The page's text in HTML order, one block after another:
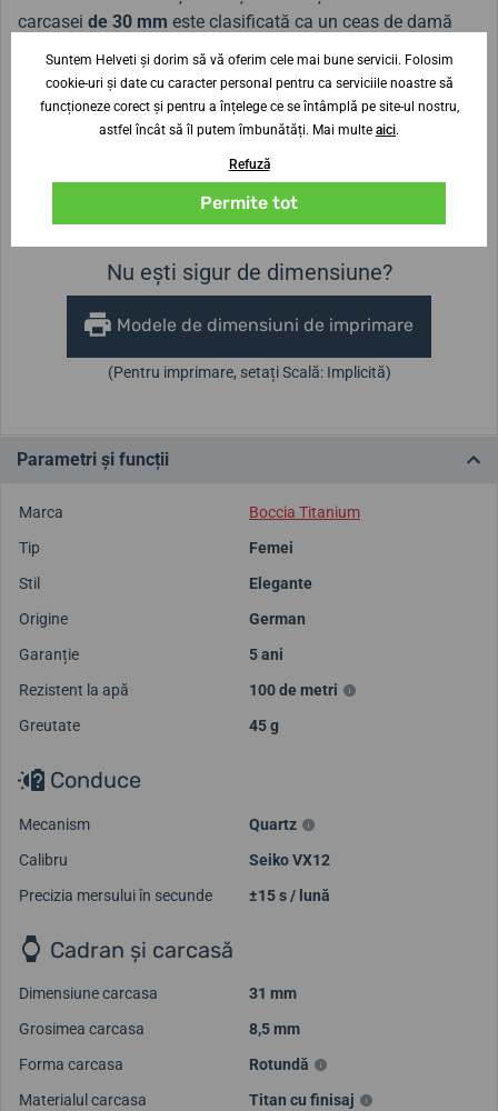
carcasei de 30 mm este clasificată ca un ceas de damă
Lățimea curelei
31 mm
Nu ești sigur de dimensiune?
Modele de dimensiuni de imprimare
(Pentru imprimare, setați Scală: Implicită)
Parametri și funcții
Marca
Boccia Titanium
Tip
Femei
Stil
Elegante
Origine
German
Garanție
5 ani
Rezistent la apă
100 de metri
Greutate
45 g
Conduce
Mecanism
Quartz
Calibru
Seiko VX12
Precizia mersului în secunde
±15 s / lună
Cadran și carcasă
Dimensiune carcasa
31 mm
Grosimea carcasa
8,5 mm
Forma carcasa
Rotundă
Materialul carcasa
Titan cu finisaj
Suntem Helveti și dorim să vă oferim cele mai bune servicii. Folosim
cookie-uri și date cu caracter personal pentru ca serviciile noastre să
funcționeze corect și pentru a înțelege ce se întâmplă pe site-ul nostru,
astfel încât să îl putem îmbunătăți. Mai multe aici.
Refuză
Permite tot